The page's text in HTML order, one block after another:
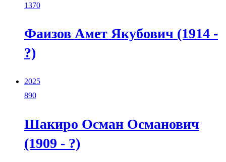
1370
Фаизов Амет Якубович (1914 -
?)
2025
890
Шакиро Осман Османович
(1909 - ?)